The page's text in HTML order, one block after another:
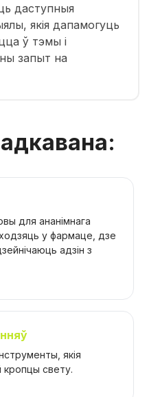
даступныя
якія дапамогуць
ў тэмы і
запыт на
для ананімнага
у фармаце, дзе
адзін з
якія
свету.